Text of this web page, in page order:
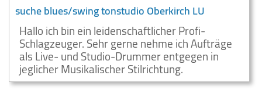
suche blues/swing tonstudio Oberkirch LU
Hallo ich bin ein leidenschaftlicher Profi-
Schlagzeuger. Sehr gerne nehme ich Aufträge
als Live- und Studio-Drummer entgegen in
jeglicher Musikalischer Stilrichtung.